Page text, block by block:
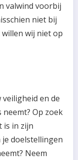
valwind voorbij
niet bij
wij niet op
en de
Op zoek
is in zijn
doelstellingen
Neem